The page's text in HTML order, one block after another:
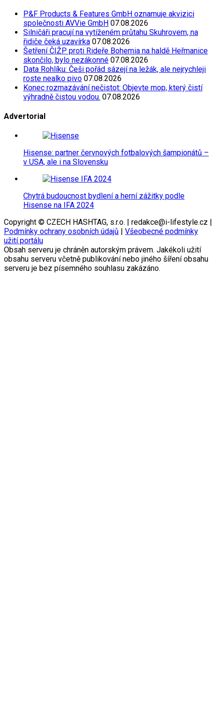
P&F Products & Features GmbH oznamuje akvizici
společnosti AVVie GmbH 07.08.2026
Silničáři pracují na vytíženém průtahu Skuhrovem, na
řidiče čeká uzavírka 07.08.2026
Šetření ČIŽP proti Rideře Bohemia na haldě Heřmanice
skončilo, bylo nezákonné 07.08.2026
Data Rohlíku: Češi pořád sázejí na ležák, ale nejrychleji
roste nealko pivo 07.08.2026
Konec rozmazávání nečistot: Objevte mop, který čistí
výhradně čistou vodou. 07.08.2026
Advertorial
Hisense: partner červnových fotbalových šampionátů –
v USA, ale i na Slovensku
Chytrá budoucnost bydlení a herní zážitky podle
Hisense na IFA 2024
Copyright © CZECH HASHTAG, s.r.o. | redakce@i-lifestyle.cz |
Podmínky ochrany osobních údajů
Všeobecné podmínky
užití portálu
Obsah serveru je chráněn autorským právem. Jakékoli užití
obsahu serveru včetně publikování nebo jiného šíření obsahu
serveru je bez písemného souhlasu zakázáno.